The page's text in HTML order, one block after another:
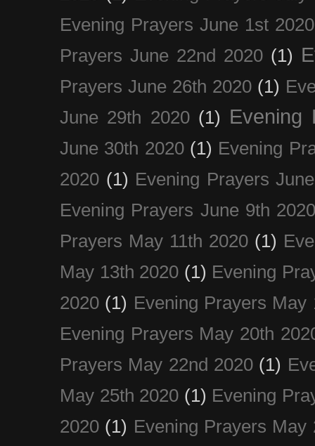
Evening Prayers June 1st 2020
Prayers June 22nd 2020 (1)
Prayers June 26th 2020 (1)
June 29th 2020 (1) Evening
June 30th 2020 (1) Evening
2020 (1) Evening Prayers
Evening Prayers June 9th
Prayers May 11th 2020 (1)
May 13th 2020 (1) Evening
2020 (1) Evening Prayers May
Evening Prayers May 20th
Prayers May 22nd 2020 (1)
May 25th 2020 (1) Evening
2020 (1) Evening Prayers May